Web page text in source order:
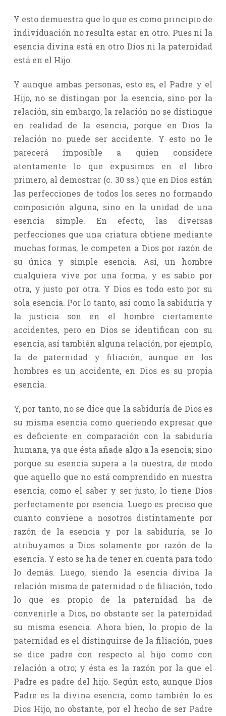
Y esto demuestra que lo que es como principio de
individuación no resulta estar en otro. Pues ni la
esencia divina está en otro Dios ni la paternidad
está en el Hijo.
Y aunque ambas personas, esto es, el Padre y el
Hijo, no se distingan por la esencia, sino por la
relación, sin embargo, la relación no se distingue
en realidad de la esencia, porque en Dios la
relación no puede ser accidente. Y esto no le
parecerá imposible a quien considere
atentamente lo que expusimos en el libro
primero, al demostrar (c. 30 ss.) que en Dios están
las perfecciones de todos los seres no formando
composición alguna, sino en la unidad de una
esencia simple. En efecto, las diversas
perfecciones que una criatura obtiene mediante
muchas formas, le competen a Dios por razón de
su única y simple esencia. Así, un hombre
cualquiera vive por una forma, y es sabio por
otra, y justo por otra. Y Dios es todo esto por su
sola esencia. Por lo tanto, así como la sabiduría y
la justicia son en el hombre ciertamente
accidentes, pero en Dios se identifican con su
esencia, así también alguna relación, por ejemplo,
la de paternidad y filiación, aunque en los
hombres es un accidente, en Dios es su propia
esencia.
Y, por tanto, no se dice que la sabiduría de Dios es
su misma esencia como queriendo expresar que
es deficiente en comparación con la sabiduría
humana, ya que ésta añade algo a la esencia; sino
porque su esencia supera a la nuestra, de modo
que aquello que no está comprendido en nuestra
esencia, como el saber y ser justo, lo tiene Dios
perfectamente por esencia. Luego es preciso que
cuanto conviene a nosotros distintamente por
razón de la esencia y por la sabiduría, se lo
atribuyamos a Dios solamente por razón de la
esencia. Y esto se ha de tener en cuenta para todo
lo demás. Luego, siendo la esencia divina la
relación misma de paternidad o de filiación, todo
lo que es propio de la paternidad ha de
convenirle a Dios, no obstante ser la paternidad
su misma esencia. Ahora bien, lo propio de la
paternidad es el distinguirse de la filiación, pues
se dice padre con respecto al hijo como con
relación a otro; y ésta es la razón por la que el
Padre es padre del hijo. Según esto, aunque Dios
Padre es la divina esencia, como también lo es
Dios Hijo, no obstante, por el hecho de ser Padre